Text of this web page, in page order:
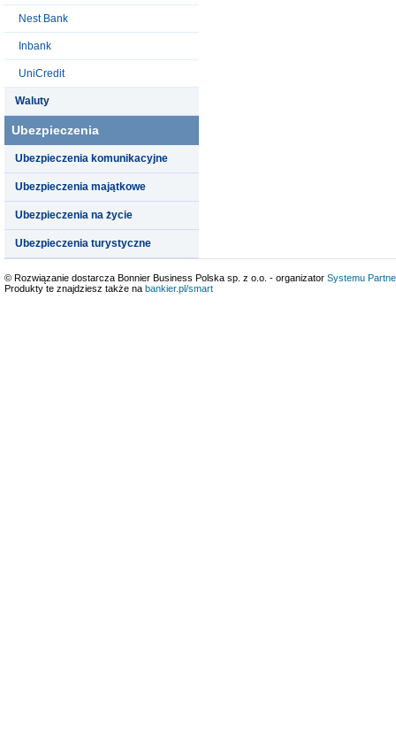
Nest Bank
Inbank
UniCredit
Waluty
Ubezpieczenia
Ubezpieczenia komunikacyjne
Ubezpieczenia majątkowe
Ubezpieczenia na życie
Ubezpieczenia turystyczne
© Rozwiązanie dostarcza Bonnier Business Polska sp. z o.o. - organizator Systemu
Produkty te znajdziesz także na bankier.pl/smart